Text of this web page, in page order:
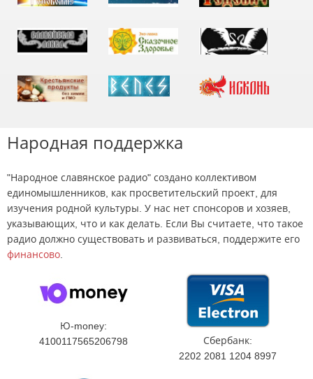
Народная поддержка
"Народное славянское радио" создано коллективом
единомышленников, как просветительский проект, для
изучения родной культуры. У нас нет спонсоров и хозяев,
указывающих, что и как делать. Если Вы считаете, что такое
радио должно существовать и развиваться, поддержите его
финансово.
Ю-money:
4100117565206798
Сбербанк:
2202 2081 1204 8997